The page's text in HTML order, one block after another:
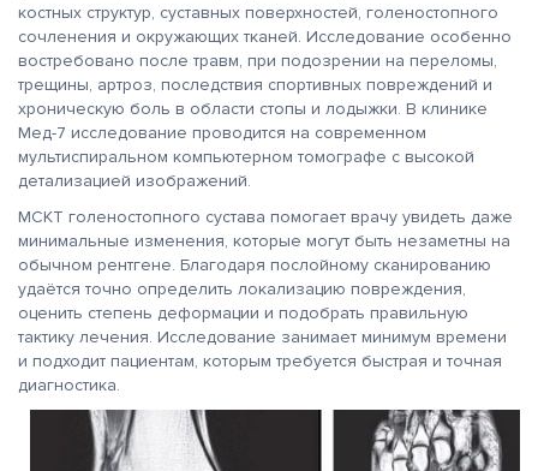
костных структур, суставных поверхностей, голеностопного
сочленения и окружающих тканей. Исследование особенно
востребовано после травм, при подозрении на переломы,
трещины, артроз, последствия спортивных повреждений и
хроническую боль в области стопы и лодыжки. В клинике
Мед-7 исследование проводится на современном
мультиспиральном компьютерном томографе с высокой
детализацией изображений.
МСКТ голеностопного сустава помогает врачу увидеть даже
минимальные изменения, которые могут быть незаметны на
обычном рентгене. Благодаря послойному сканированию
удаётся точно определить локализацию повреждения,
оценить степень деформации и подобрать правильную
тактику лечения. Исследование занимает минимум времени
и подходит пациентам, которым требуется быстрая и точная
диагностика.